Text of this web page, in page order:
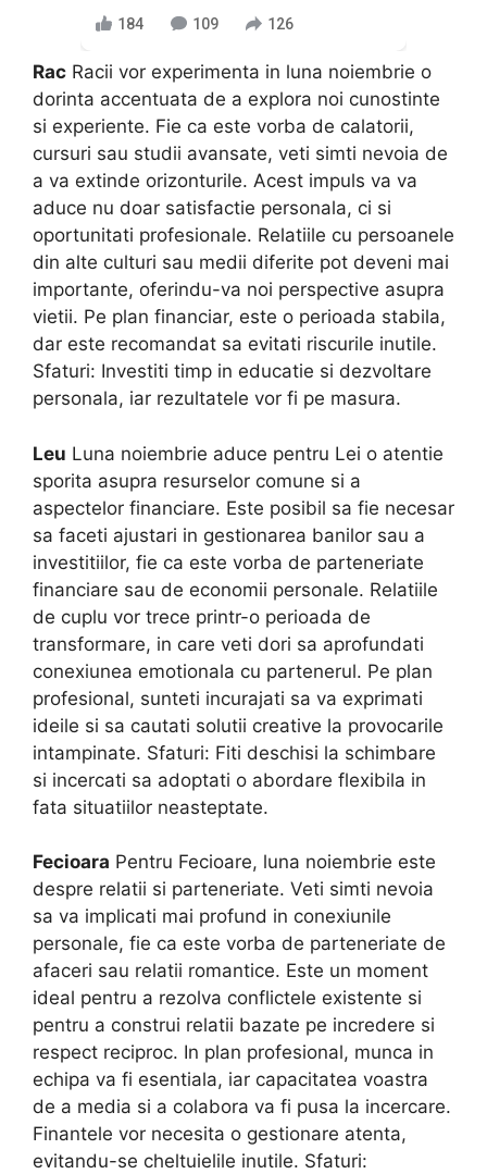
184 109 126
Rac Racii vor experimenta in luna noiembrie o
dorinta accentuata de a explora noi cunostinte
si experiente. Fie ca este vorba de calatorii,
cursuri sau studii avansate, veti simti nevoia de
a va extinde orizonturile. Acest impuls va va
aduce nu doar satisfactie personala, ci si
oportunitati profesionale. Relatiile cu persoanele
din alte culturi sau medii diferite pot deveni mai
importante, oferindu-va noi perspective asupra
vietii. Pe plan financiar, este o perioada stabila,
dar este recomandat sa evitati riscurile inutile.
Sfaturi: Investiti timp in educatie si dezvoltare
personala, iar rezultatele vor fi pe masura.
Leu Luna noiembrie aduce pentru Lei o atentie
sporita asupra resurselor comune si a
aspectelor financiare. Este posibil sa fie necesar
sa faceti ajustari in gestionarea banilor sau a
investitiilor, fie ca este vorba de parteneriate
financiare sau de economii personale. Relatiile
de cuplu vor trece printr-o perioada de
transformare, in care veti dori sa aprofundati
conexiunea emotionala cu partenerul. Pe plan
profesional, sunteti incurajati sa va exprimati
ideile si sa cautati solutii creative la provocarile
intampinate. Sfaturi: Fiti deschisi la schimbare
si incercati sa adoptati o abordare flexibila in
fata situatiilor neasteptate.
Fecioara Pentru Fecioare, luna noiembrie este
despre relatii si parteneriate. Veti simti nevoia
sa va implicati mai profund in conexiunile
personale, fie ca este vorba de parteneriate de
afaceri sau relatii romantice. Este un moment
ideal pentru a rezolva conflictele existente si
pentru a construi relatii bazate pe incredere si
respect reciproc. In plan profesional, munca in
echipa va fi esentiala, iar capacitatea voastra
de a media si a colabora va fi pusa la incercare.
Finantele vor necesita o gestionare atenta,
evitandu-se cheltuielile inutile. Sfaturi: